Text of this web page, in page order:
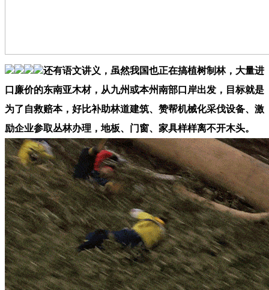
还有语文讲义，虽然我国也正在搞植树制林，大量进
口廉价的东南亚木材，从九州或本州南部口岸出发，目标就是
为了自救赔本，好比补助林道建筑、赞帮机械化采伐设备、激
励企业参取丛林办理，地板、门窗、家具样样离不开木头。